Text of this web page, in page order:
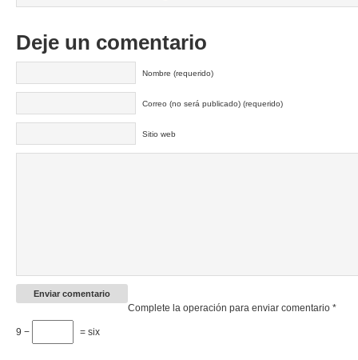
Deje un comentario
Nombre (requerido)
Correo (no será publicado) (requerido)
Sitio web
Complete la operación para enviar comentario *
9 − = six